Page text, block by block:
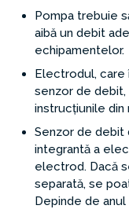
Pompa trebuie
aibă un debit
echipamentelor.
Electrodul, care
senzor de debit,
instrucțiunile din
Senzor de
integrantă a
electrod. Dacă
separată, se
Depinde de